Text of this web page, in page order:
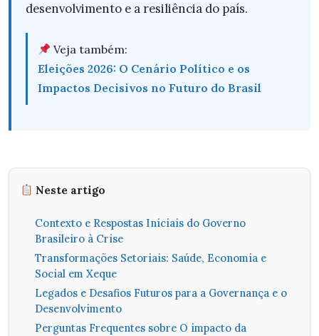
desenvolvimento e a resiliência do país.
Veja também:
Eleições 2026: O Cenário Político e os
Impactos Decisivos no Futuro do Brasil
Neste artigo
Contexto e Respostas Iniciais do Governo
Brasileiro à Crise
Transformações Setoriais: Saúde, Economia e
Social em Xeque
Legados e Desafios Futuros para a Governança e o
Desenvolvimento
Perguntas Frequentes sobre O impacto da